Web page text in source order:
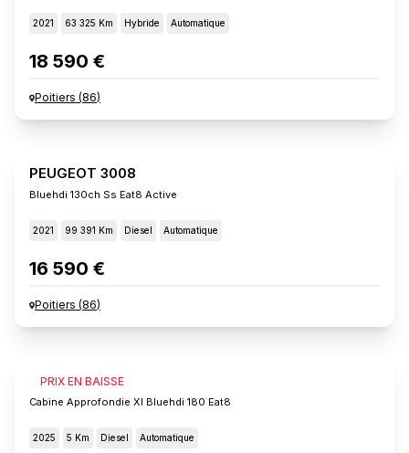
2021 63 325 Km Hybride Automatique
18 590 €
Poitiers (86)
PEUGEOT 3008
Bluehdi 130ch Ss Eat8 Active
2021 99 391 Km Diesel Automatique
16 590 €
Poitiers (86)
PRIX EN BAISSE
FIAT SCUDO
Cabine Approfondie Xl Bluehdi 180 Eat8
2025 5 Km Diesel Automatique